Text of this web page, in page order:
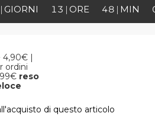
13 48
GIORNI ORE MIN
4,90€ |
ordini
reso
di questo articolo